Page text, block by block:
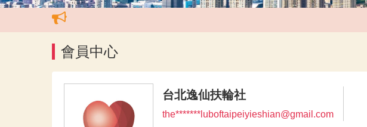
會員中心
台北逸仙扶輪社
the*******luboftaipeiyieshian@gmail.com